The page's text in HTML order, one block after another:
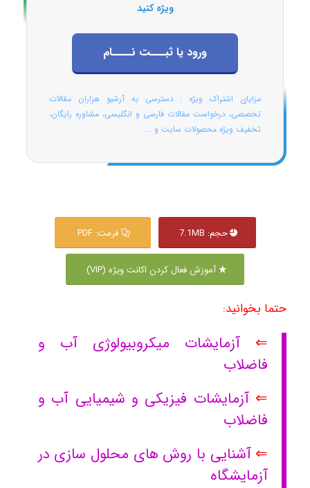
ویژه کنید
ورود یا ثبـــت نــــام
مزایای اشتراک ویژه : دسترسی به آرشیو هزاران مقالات
تخصصی، درخواست مقالات فارسی و انگلیسی، مشاوره رایگان،
تخفیف ویژه محصولات سایت و ...
حجم: 7.1MB فرمت: PDF
آموزش فعال کردن اکانت ویژه (VIP)
حتما بخوانید:
⇐ آزمایشات میکروبیولوژی آب و
فاضلاب
⇐آزمایشات فیزیکی و شیمیایی آب و
فاضلاب
⇐آشنایی با روش های محلول سازی در
آزمایشگاه